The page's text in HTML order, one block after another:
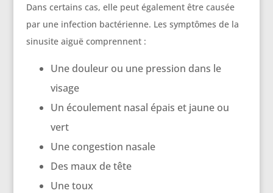
Dans certains cas, elle peut également être causée
par une infection bactérienne. Les symptômes de la
sinusite aiguë comprennent :
Une douleur ou une pression dans le
visage
Un écoulement nasal épais et jaune ou
vert
Une congestion nasale
Des maux de tête
Une toux